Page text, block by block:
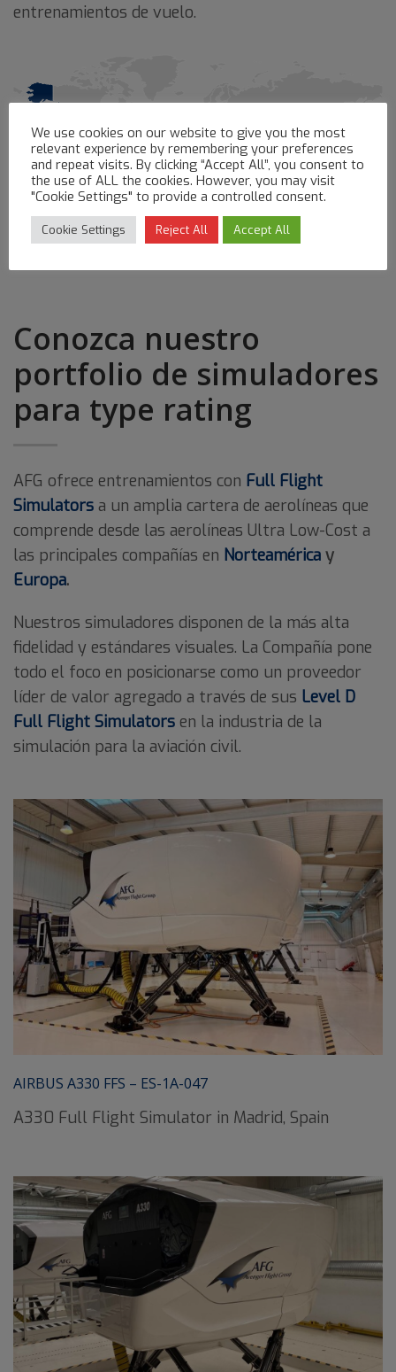
entrenamientos de vuelo.
Conozca nuestro
portfolio de simuladores
para type rating
AFG ofrece entrenamientos con Full Flight
Simulators a un amplia cartera de aerolíneas que
comprende desde las aerolíneas Ultra Low-Cost a
las principales compañías en Norteamérica y
Europa.
Nuestros simuladores disponen de la más alta
fidelidad y estándares visuales. La Compañía pone
todo el foco en posicionarse como un proveedor
líder de valor agregado a través de sus Level D
Full Flight Simulators en la industria de la
simulación para la aviación civil.
AIRBUS A330 FFS – ES-1A-047
A330 Full Flight Simulator in Madrid, Spain
We use cookies on our website to give you the most
relevant experience by remembering your preferences
and repeat visits. By clicking “Accept All”, you consent to
the use of ALL the cookies. However, you may visit
"Cookie Settings" to provide a controlled consent.
Cookie Settings Reject All Accept All